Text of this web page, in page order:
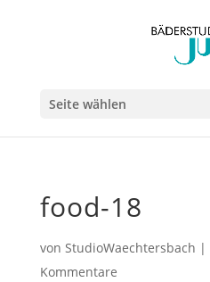
Seite wählen
food-18
von StudioWaechtersbach |
Kommentare